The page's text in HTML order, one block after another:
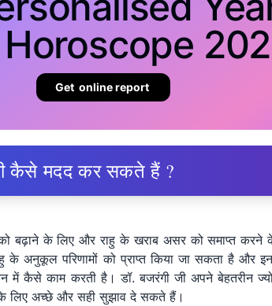
Get online report
कैसे मदद कर सकते हैं ?
बढ़ाने के लिए और राहु के खराब असर को समाप्त करने के
परिणामों को प्राप्त किया जा सकता है और इन
कैसे काम करती है। डॉ. बजरंगी जी अपने बेहतरीन
के लिए अच्छे और सही सुझाव दे सकते हैं।